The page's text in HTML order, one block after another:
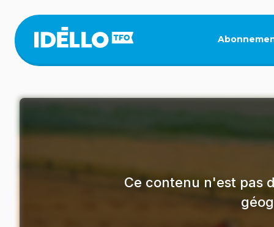
contenu
principal
Ce contenu n'est pas